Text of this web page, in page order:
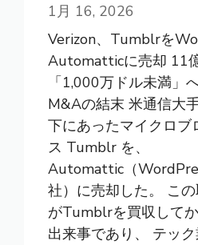
1月 16, 2026
Verizon、Tumblrを
Automatticに売却 11
「1,000万ドル未満」
M&Aの結末 米通信大
下にあったマイクロブ
ス Tumblr を、
Automattic（
社）に売却した。 こ
がTumblrを買収して
出来事であり、 テッ